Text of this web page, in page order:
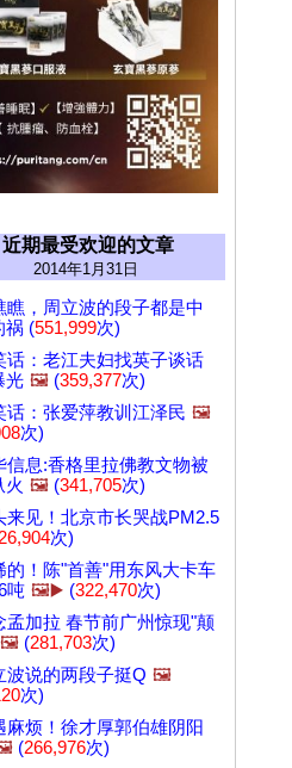
近期最受欢迎的文章
2014年1月31日
瞧，周立波的段子都是中
祸 (551,999次)
话：老江夫妇找英子谈话
光 🖼️ (359,377次)
话：张爱萍教训江泽民 🖼️
次)
信息:香格里拉佛教文物被
火 🖼️ (341,705次)
来见！北京市长哭战PM2.5
次)
的！陈"首善"用东风大卡车
吨 🖼️▶️ (322,470次)
孟加拉 春节前广州惊现"颠
🖼️ (281,703次)
波说的两段子挺Q 🖼️
次)
麻烦！徐才厚郭伯雄阴阳
(266,976次)